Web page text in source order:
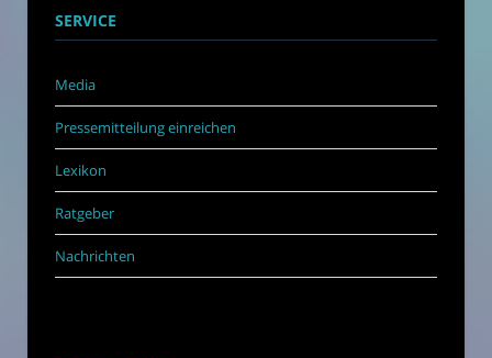
SERVICE
Media
Pressemitteilung einreichen
Lexikon
Ratgeber
Nachrichten